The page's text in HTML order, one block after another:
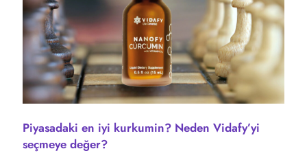
Piyasadaki en iyi kurkumin? Neden Vidafy’yi
seçmeye değer?